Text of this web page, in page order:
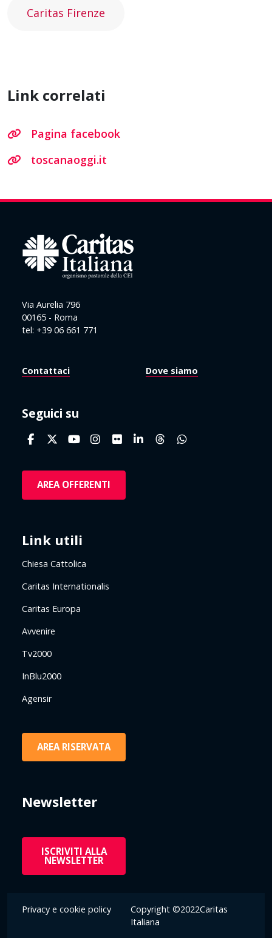
Caritas Firenze
Link correlati
Pagina facebook
toscanaoggi.it
Via Aurelia 796
00165 - Roma
tel: +39 06 661 771
Contattaci Dove siamo
Seguici su
AREA OFFERENTI
Link utili
Chiesa Cattolica
Caritas Internationalis
Caritas Europa
Avvenire
Tv2000
InBlu2000
Agensir
AREA RISERVATA
Newsletter
ISCRIVITI ALLA
NEWSLETTER
Privacy e cookie policy
Copyright ©2022Caritas
Italiana